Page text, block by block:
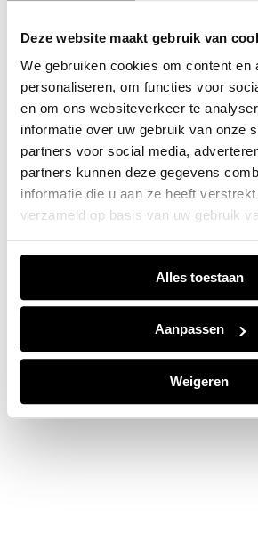
Deze website maakt gebruik van
We gebruiken cookies om content en
personaliseren, om functies voor
en om ons websiteverkeer te
informatie over uw gebruik van onze
partners voor social media,
partners kunnen deze gegevens
informatie die u aan ze heeft
verzameld op basis van uw gebruik
Alles toestaan
Aanpassen
Weigeren
Application error: a client-side
loadingwww.jvk.nl(see the browser
information).